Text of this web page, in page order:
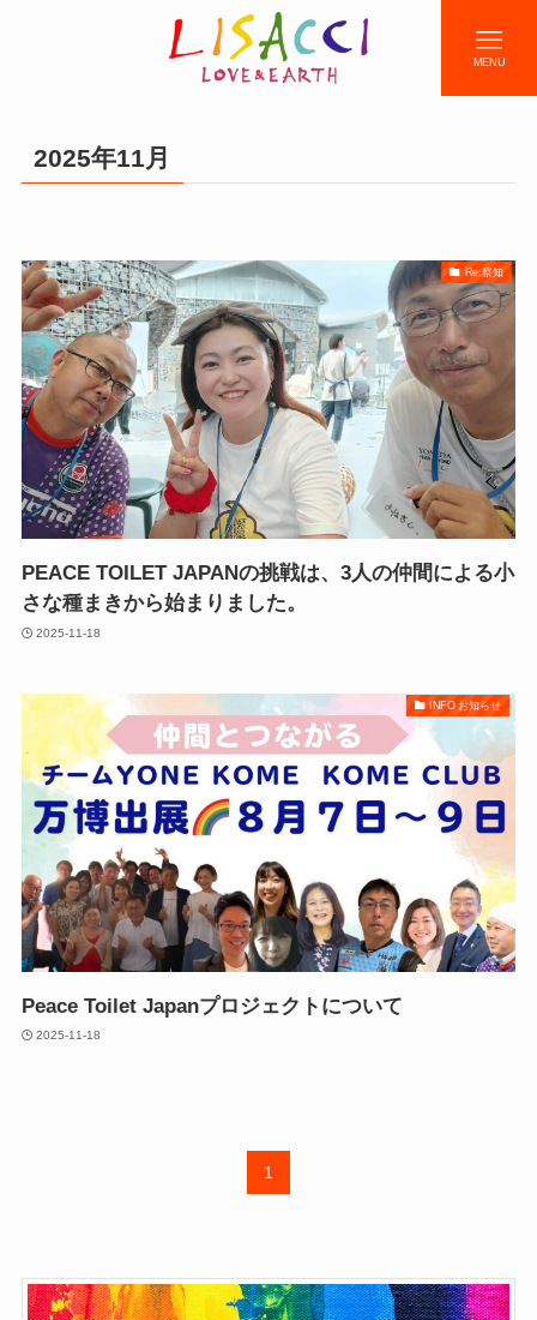
MENU
2025年11月
Re:察知
PEACE TOILET JAPANの挑戦は、3人の仲間による小
さな種まきから始まりました。
2025-11-18
INFO お知らせ
Peace Toilet Japanプロジェクトについて
2025-11-18
1